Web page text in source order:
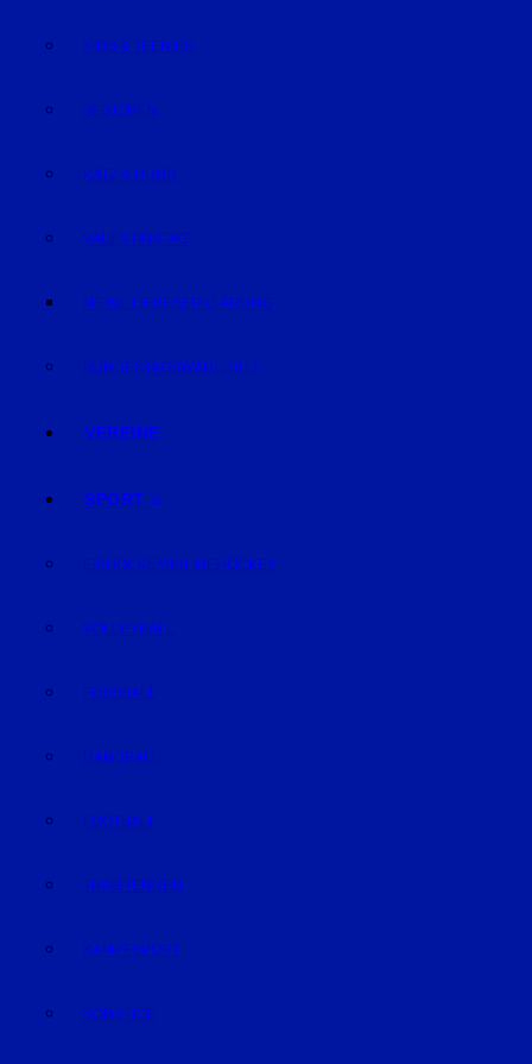
KIDS & TEENIES
SENIOREN
KATZ & HUND
VALENTINSTAG
MEINE LIEBESERKLÄRUNG
BUNDESTAGSWAHL 2017
VEREINE
SPORT
EISHOCKEY/INLINEHOCKEY
VOLLEYBALL
FUSSBALL
HANDBALL
FOOTBALL
TRABRENNEN
KAMPFSPORT
SONSTIGE